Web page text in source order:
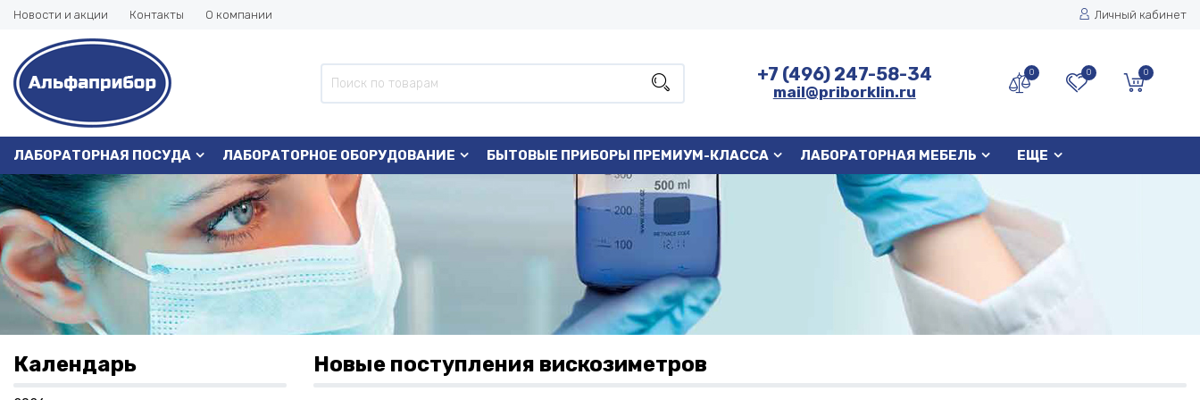
Новости и акции Контакты О компании Личный кабинет
+7 (496) 247-58-34
mail@priborklin.ru
0 0 0
ЛАБОРАТОРНАЯ ПОСУДА ЛАБОРАТОРНОЕ ОБОРУДОВАНИЕ БЫТОВЫЕ ПРИБОРЫ ПРЕМИУМ-КЛАССА ЛАБОРАТОРНАЯ МЕБЕЛЬ ЕЩЕ
Календарь Новые поступления вискозиметров